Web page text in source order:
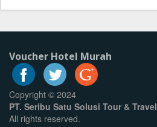
Voucher Hotel Murah
Copyright © 2024
PT. Seribu Satu Solusi Tour & Travel
All rights reserved.